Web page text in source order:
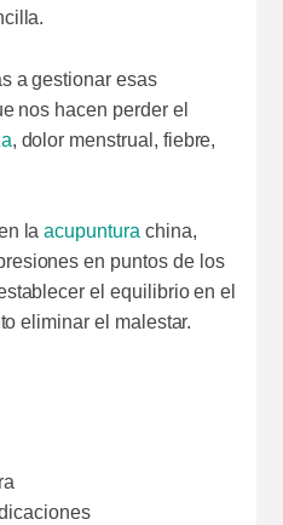
a gestionar esas
nos hacen perder el
, dolor menstrual, fiebre,
laacupuntura china,
en puntos de los
el equilibrio en el
eliminar el malestar.